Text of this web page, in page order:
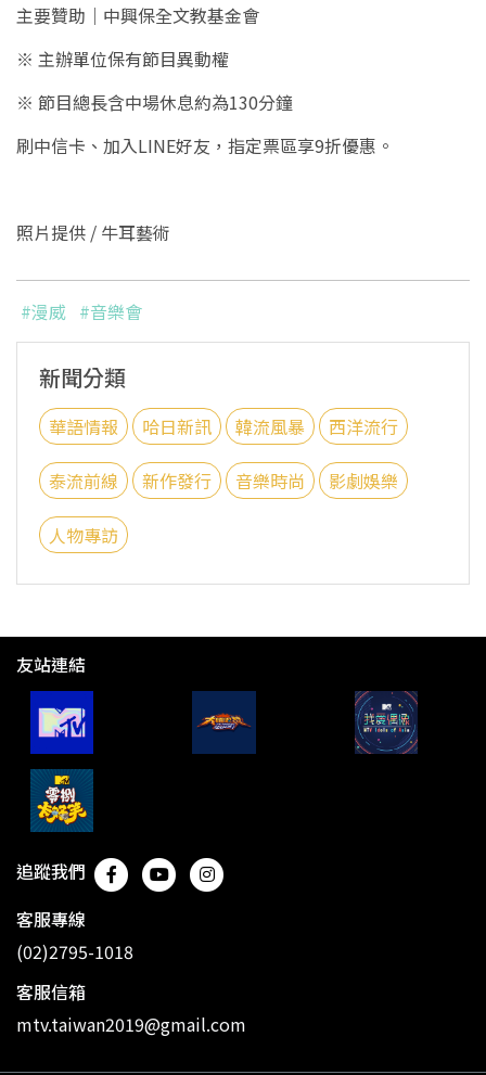
主要贊助｜中興保全文教基金會
※ 主辦單位保有節目異動權
※ 節目總長含中場休息約為130分鐘
刷中信卡、加入LINE好友，指定票區享9折優惠。
照片提供 / 牛耳藝術
#漫威 #音樂會
新聞分類
華語情報 哈日新訊 韓流風暴 西洋流行
泰流前線 新作發行 音樂時尚 影劇娛樂
人物專訪
友站連結
追蹤我們
客服專線
(02)2795-1018
客服信箱
mtv.taiwan2019@gmail.com